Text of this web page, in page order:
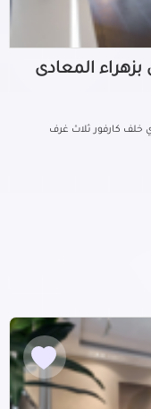
بزهراء المعادى
خلف كارفور ثلاث غرف